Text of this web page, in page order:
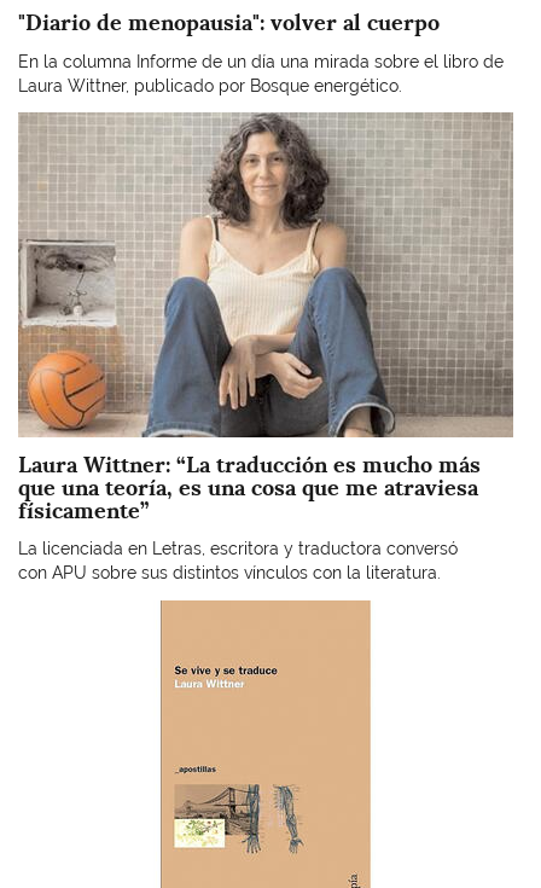
"Diario de menopausia": volver al cuerpo
En la columna Informe de un día una mirada sobre el libro de
Laura Wittner, publicado por Bosque energético.
Imagen
Laura Wittner: “La traducción es mucho más
que una teoría, es una cosa que me atraviesa
físicamente”
La licenciada en Letras, escritora y traductora conversó
con APU sobre sus distintos vínculos con la literatura.